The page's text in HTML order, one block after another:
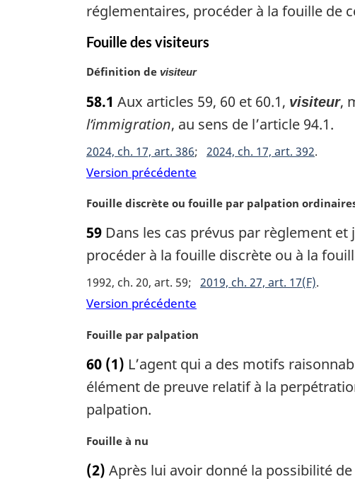
e
:
e
a
g
n
a
e
:
réglementaires, procéder à la fouille de
Fouille des visiteurs
N
t
e
a
r
i
a
l
e
:
Définition de visiteur
58.1 Aux articles 59, 60 et 60.1, visiteur,
l’immigration, au sens de l’article 94.1.
2024, ch. 17, art. 386 2024, ch. 17, art. 392
Version précédente
N
t
e
m
a
r
i
a
l
:
Fouille discrète ou fouille par palpation
59 Dans les cas prévus par règlement
procéder à la fouille discrète ou à la
1992, ch. 20, art. 59 2019, ch. 27, art. 17(F)
Version précédente
N
t
e
a
g
i
Fouille par palpation
60 (1) L’agent qui a des motifs
élément de preuve relatif à la
palpation.
N
t
Fouille à nu
(2) Après lui avoir donné la possibilité